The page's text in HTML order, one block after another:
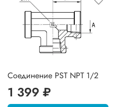
Соединение PST NPT 1/2
1 399 ₽